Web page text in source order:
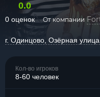
0.0
0 оценок От компании
г. Одинцово, Озёрная
Кол-во игроков
8-60 человек